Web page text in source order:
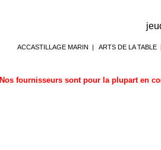
ACCASTILLAGE MARIN | ARTS DE LA TABLE
Nos fournisseurs sont pour la plupart en